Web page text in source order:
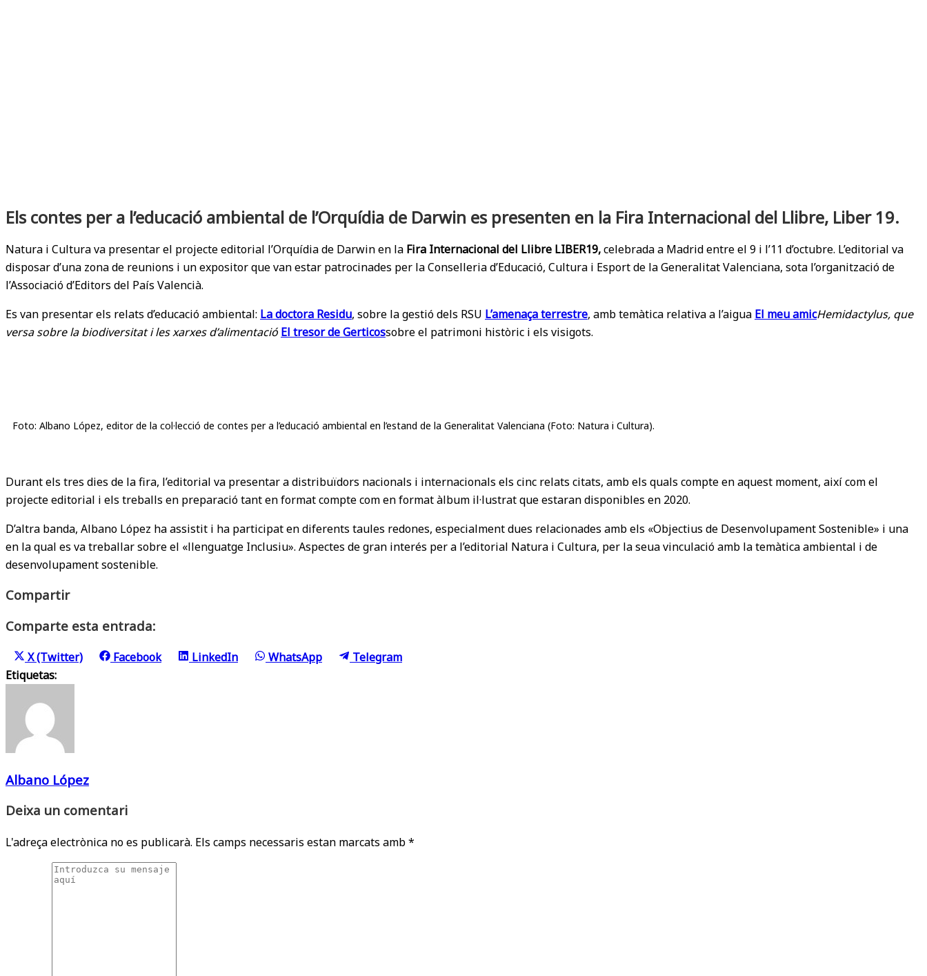
Els contes per a l’educació ambiental de l’Orquídia de Darwin es presenten en la Fira Internacional del Llibre, Liber 19.
Natura i Cultura va presentar el projecte editorial l’Orquídia de Darwin en la Fira Internacional del Llibre LIBER19,celebrada a Madrid entre el 9 i l’11 d’octubre. L’editorial va
disposar d’una zona de reunions i un expositor que van estar patrocinades per la Conselleria d’Educació, Cultura i Esport de la Generalitat Valenciana, sota l’organització de
l’Associació d’Editors del País Valencià.
Es van presentar els relats d’educació ambiental: La doctora Residu, sobre la gestió dels RSU L’amenaça terrestre, amb temàtica relativa a l’aigua El meu amicHemidactylus, que
versa sobre la biodiversitat i les xarxes d’alimentació El tresor de Gerticossobre el patrimoni històric i els visigots.
Foto: Albano López, editor de la col·lecció de contes per a l’educació ambiental en l’estand de la Generalitat Valenciana (Foto: Natura i Cultura).
Durant els tres dies de la fira, l’editorial va presentar a distribuïdors nacionals i internacionals els cinc relats citats, amb els quals compte en aquest moment, així com el
projecte editorial i els treballs en preparació tant en format compte com en format àlbum il·lustrat que estaran disponibles en 2020.
D’altra banda, Albano López ha assistit i ha participat en diferents taules redones, especialment dues relacionades amb els «Objectius de Desenvolupament Sostenible» i una
en la qual es va treballar sobre el «llenguatge Inclusiu». Aspectes de gran interés per a l’editorial Natura i Cultura, per la seua vinculació amb la temàtica ambiental i de
desenvolupament sostenible.
Compartir
Comparte esta entrada:
Share
on
X (Twitter)
Share
Facebook
Share
LinkedIn
Share
WhatsApp
Share
Telegram
Etiquetas:
Albano López
Deixa un comentari
L'adreça electrònica no es publicarà. Els camps necessaris estan marcats amb*